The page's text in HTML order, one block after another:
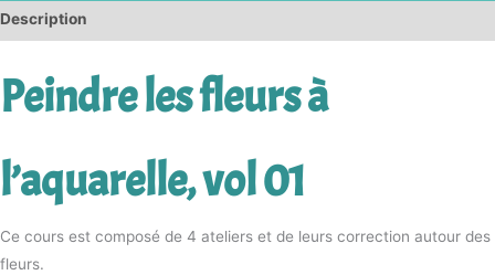
Description
Peindre les fleurs à
l’aquarelle, vol 01
Ce cours est composé de 4 ateliers et de leurs correction autour des
fleurs.